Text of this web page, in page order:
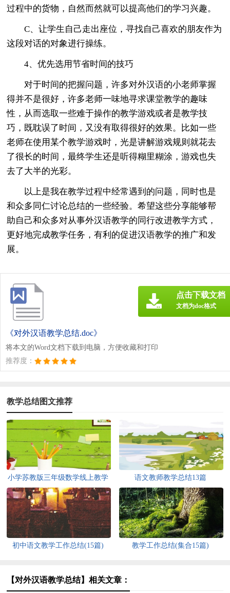
过程中的货物，自然而然就可以提高他们的学习兴趣。
C、让学生自己走出座位，寻找自己喜欢的朋友作为
这段对话的对象进行操练。
4、优先选用节省时间的技巧
对于时间的把握问题，许多对外汉语的小老师掌握
得并不是很好，许多老师一味地寻求课堂教学的趣味
性，从而选取一些难于操作的教学游戏或者是教学技
巧，既耽误了时间，又没有取得很好的效果。比如一些
老师在使用某个教学游戏时，光是讲解游戏规则就花去
了很长的时间，最终学生还是听得糊里糊涂，游戏也失
去了大半的光彩。
以上是我在教学过程中经常遇到的问题，同时也是
和众多同仁讨论总结的一些经验。希望这些分享能够帮
助自己和众多对从事外汉语教学的同行改进教学方式，
更好地完成教学任务，有利的促进汉语教学的推广和发
展。
《对外汉语教学总结.doc》
将本文的Word文档下载到电脑，方便收藏和打印
推荐度：
点击下载文档
文档为doc格式
教学总结图文推荐
小学苏教版三年级数学线上教学
总结（通用20篇）
语文教师教学总结13篇
初中语文教学工作总结(15篇) 教学工作总结(集合15篇)
【对外汉语教学总结】相关文章：